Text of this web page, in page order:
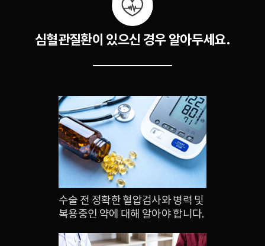
심혈관질환이 있으신 경우 알아두세요.
수술 전 정확한 혈압검사와 병력 및
복용중인 약에 대해 알아야 합니다.